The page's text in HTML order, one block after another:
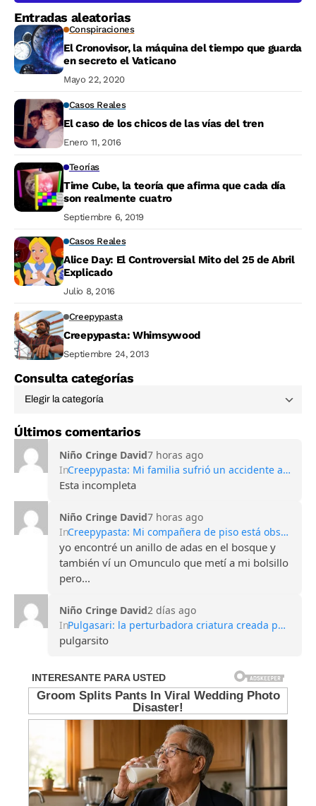
Entradas aleatorias
Conspiraciones
El Cronovisor, la máquina del tiempo que guarda
en secreto el Vaticano
Mayo 22, 2020
Casos Reales
El caso de los chicos de las vías del tren
Enero 11, 2016
Teorías
Time Cube, la teoría que afirma que cada día
son realmente cuatro
Septiembre 6, 2019
Casos Reales
Alice Day: El Controversial Mito del 25 de Abril
Explicado
Julio 8, 2016
Creepypasta
Creepypasta: Whimsywood
Septiembre 24, 2013
Consulta categorías
Últimos comentarios
Niño Cringe David7 horas ago
In
Creepypasta: Mi familia sufrió un accidente automovilístico mortal
Esta incompleta
Niño Cringe David7 horas ago
In
Creepypasta: Mi compañera de piso está obsesionada con las hadas
yo encontré un anillo de adas en el bosque y
también ví un Omunculo que metí a mi bolsillo
pero...
Niño Cringe David2 días ago
In
Pulgasari: la perturbadora criatura creada por Corea del Norte para competir con Godzilla
pulgarsito